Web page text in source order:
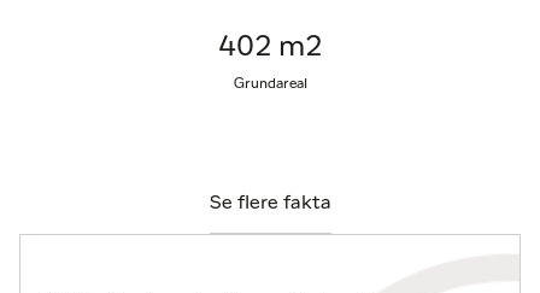
Ternesøparken er et roligt og familievenligt område
institutioner og offentligt transport. Området er
kendt for sit gode naboskab, trygge stemning og
402 m2
Grundareal
Se flere fakta